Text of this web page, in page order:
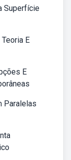
Superfície
E
E
Paralelas